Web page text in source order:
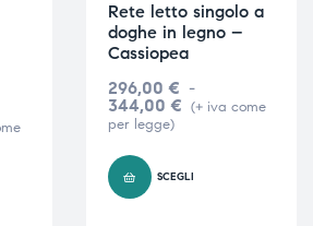
Rete letto singolo a
doghe in legno –
Cassiopea
296,00 € -
344,00 € (+ iva come
per legge)
SCEGLI